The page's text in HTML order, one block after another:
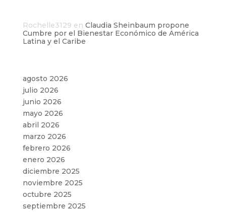
Rochelle3129 en Claudia Sheinbaum propone
Cumbre por el Bienestar Económico de América
Latina y el Caribe
agosto 2026
julio 2026
junio 2026
mayo 2026
abril 2026
marzo 2026
febrero 2026
enero 2026
diciembre 2025
noviembre 2025
octubre 2025
septiembre 2025